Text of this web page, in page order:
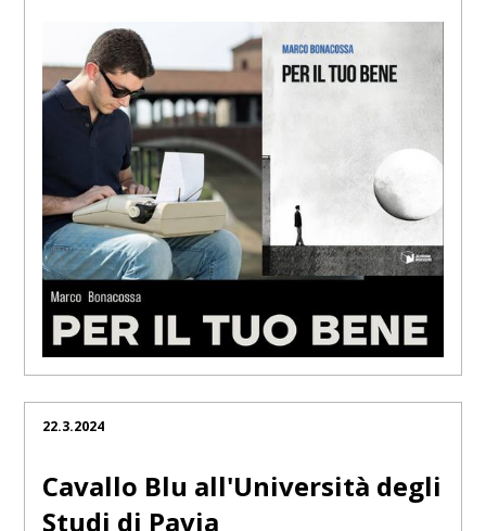
22.3.2024
Cavallo Blu all'Università degli
Studi di Pavia